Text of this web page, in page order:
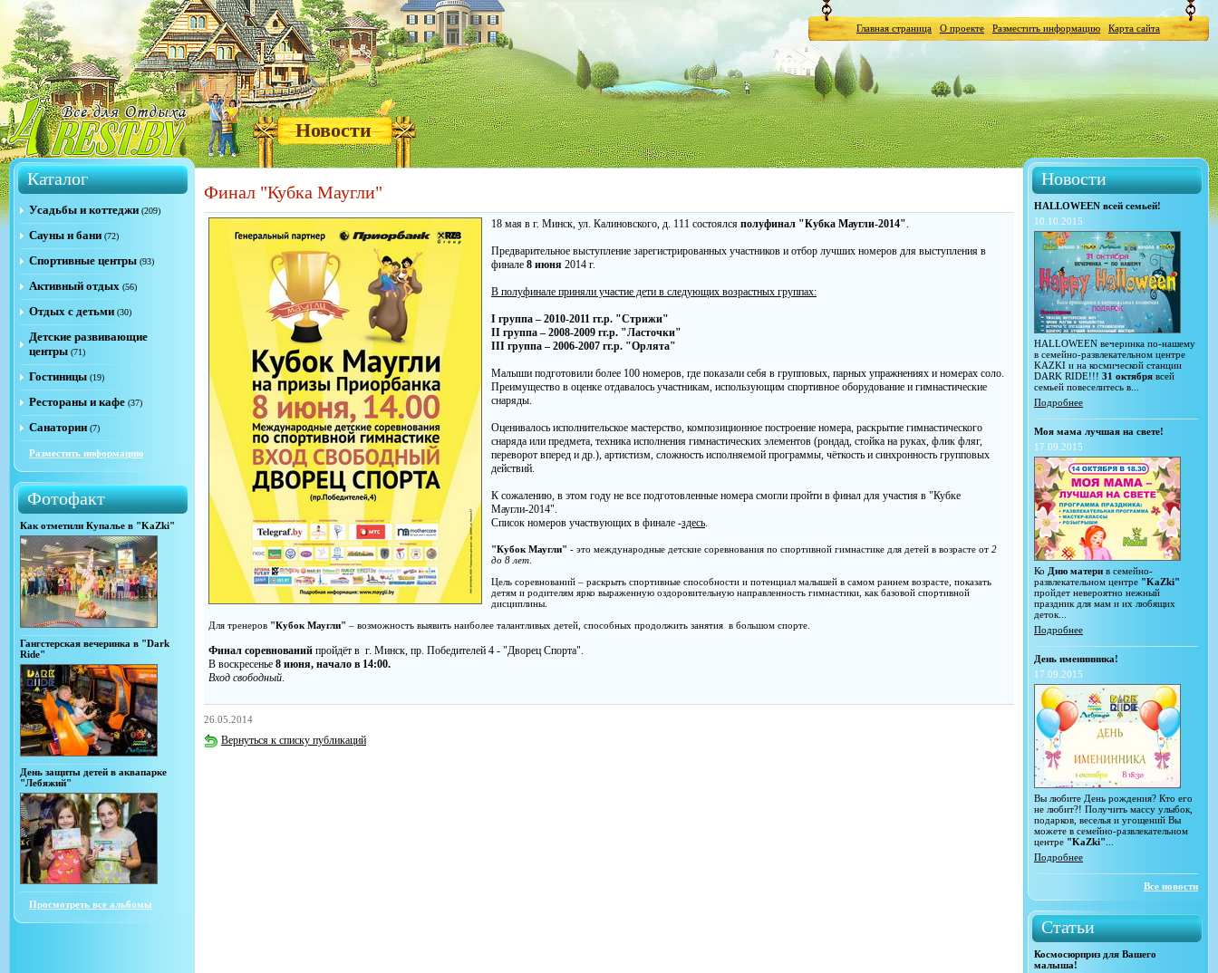
Главная страница О проекте Разместить информацию Карта сайта
Новости
Каталог
Усадьбы и коттеджи (209)
Сауны и бани (72)
Спортивные центры (93)
Активный отдых (56)
Отдых с детьми (30)
Детские развивающие
центры (71)
Гостиницы (19)
Рестораны и кафе (37)
Санатории (7)
Разместить информацию
Фотофакт
Как отметили Купалье в "KaZki"
Гангстерская вечеринка в "Dark
Ride"
День защиты детей в аквапарке
"Лебяжий"
Просмотреть все альбомы
Финал "Кубка Маугли"
18 мая в г. Минск, ул. Калиновского, д. 111 состоялся полуфинал "Кубка Маугли-2014".
Предварительное выступление зарегистрированных участников и отбор лучших номеров для выступления в
финале 8 июня 2014 г.
В полуфинале приняли участие дети в следующих возрастных группах:
I группа – 2010-2011 гг.р. "Стрижи"
II группа – 2008-2009 гг.р. "Ласточки"
III группа – 2006-2007 гг.р. "Орлята"
Малыши подготовили более 100 номеров, где показали себя в групповых, парных упражнениях и номерах соло.
Преимущество в оценке отдавалось участникам, использующим спортивное оборудование и гимнастические
снаряды.
Оценивалось исполнительское мастерство, композиционное построение номера, раскрытие гимнастического
снаряда или предмета, техника исполнения гимнастических элементов (рондад, стойка на руках, флик фляг,
переворот вперед и др.), артистизм, сложность исполняемой программы, чёткость и синхронность групповых
действий.
К сожалению, в этом году не все подготовленные номера смогли пройти в финал для участия в "Кубке
Маугли-2014".
Список номеров участвующих в финале -здесь.
"Кубок Маугли" - это международные детские соревнования по спортивной гимнастике для детей в возрасте от 2
до 8 лет
Цель соревнований – раскрыть спортивные способности и потенциал малышей в самом раннем возрасте, показать
детям и родителям ярко выраженную оздоровительную направленность гимнастики, как базовой спортивной
дисциплины.
Для тренеров "Кубок Маугли" – возможность выявить наиболее талантливых детей, способных продолжить занятия в большом спорте.
Финал соревнований пройдёт в г. Минск, пр. Победителей 4 - "Дворец Спорта".
В воскресенье 8 июня, начало в 14:00.
Вход свободный.
26.05.2014
Вернуться к списку публикаций
Новости
HALLOWEEN всей семьей!
10.10.2015
HALLOWEEN вечеринка по-нашему
в семейно-развлекательном центре
KAZKI и на космической станции
DARK RIDE!!! 31 октября всей
семьей повеселитесь в...
Подробнее
Моя мама лучшая на свете!
17.09.2015
Ко Дню матери в семейно-
развлекательном центре "KaZki"
пройдет невероятно нежный
праздник для мам и их любящих
деток...
Подробнее
День именинника!
17.09.2015
Вы любите День рождения? Кто его
не любит?! Получить массу улыбок,
подарков, веселья и угощений Вы
можете в семейно-развлекательном
центре "KaZki"
Подробнее
Все новости
Статьи
Космосюрприз для Вашего
малыша!